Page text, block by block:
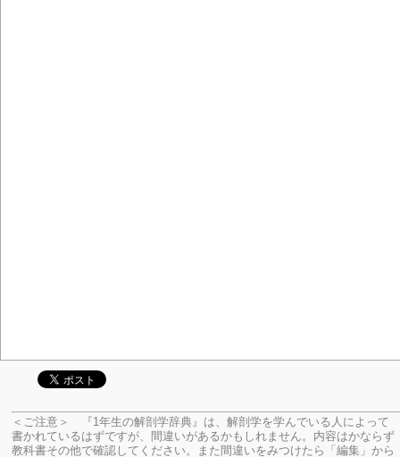
＜ご注意＞ 『1年生の解剖学辞典』は、解剖学を学んでいる人によって
書かれているはずですが、間違いがあるかもしれません。内容はかならず
教科書その他で確認してください。
また間違いをみつけたら「編集」から